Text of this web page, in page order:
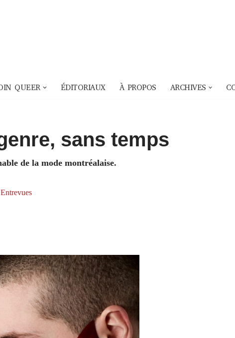
QUEER ÉDITORIAUX À PROPOS ARCHIVES
sans temps
de la mode montréalaise.
Entrevues